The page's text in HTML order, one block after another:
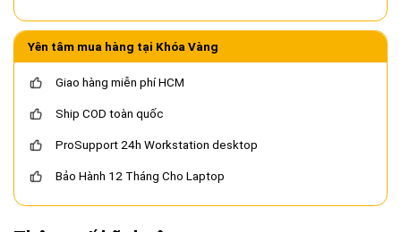
Yên tâm mua hàng tại Khóa Vàng
Giao hàng miễn phí HCM
Ship COD toàn quốc
ProSupport 24h Workstation desktop
Bảo Hành 12 Tháng Cho Laptop